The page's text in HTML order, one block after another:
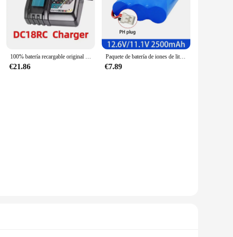
100% batería recargable original Makita 18V 6.0Ah, para Makita BL1830 BL1830B BL1840 BL1840B BL1850 BL1850B batería de herramientas eléctricas
€21.86
Paquete de batería de iones de litio 3S1P, 12,6 V, 2500mAh, 18650, 11, 1v, 18650 para cámara de seguridad Ups CCTV, paquetes de baterías de 12v
€7.89